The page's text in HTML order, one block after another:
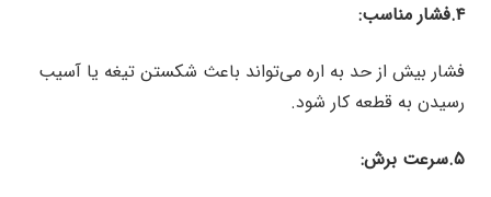
۴.فشار مناسب:
فشار بیش از حد به اره می‌تواند باعث شکستن تیغه یا آسیب
رسیدن به قطعه کار شود.
۵.سرعت برش: